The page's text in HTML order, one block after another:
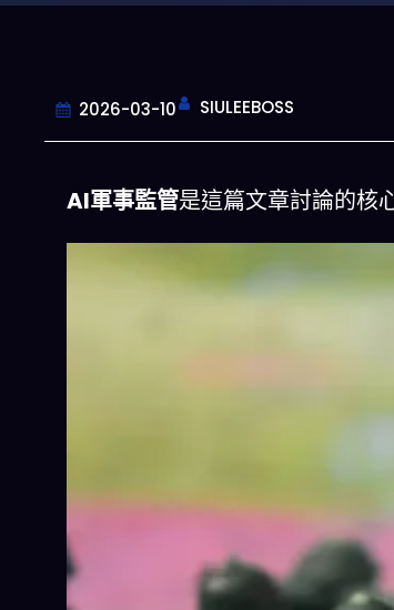
2026-03-10 SIULEEBOSS
AI軍事監管是這篇文章討論的核